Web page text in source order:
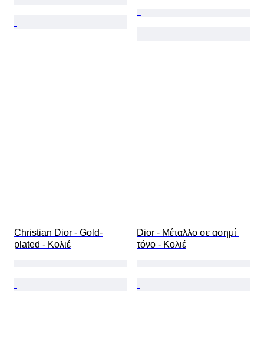
Christian Dior - Gold-
plated - Κολιέ
Dior - Μέταλλο σε ασημί
τόνο - Κολιέ